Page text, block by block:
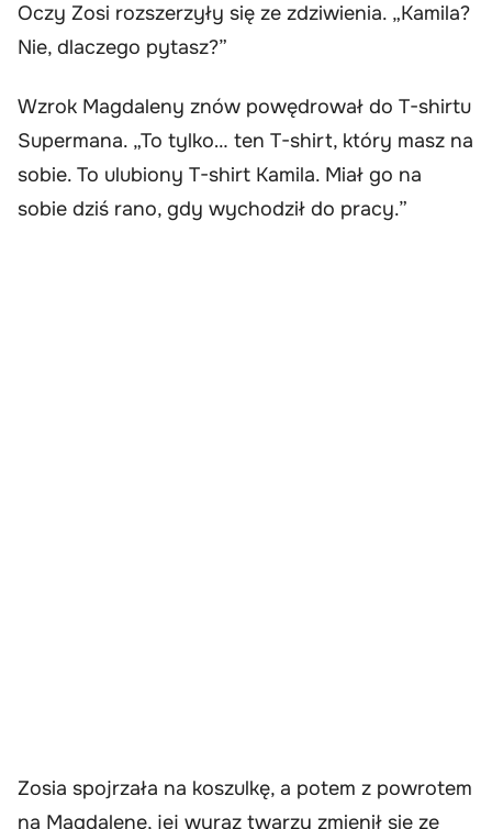
Oczy Zosi rozszerzyły się ze zdziwienia. „Kamila?
Nie, dlaczego pytasz?”
Wzrok Magdaleny znów powędrował do T-shirtu
Supermana. „To tylko… ten T-shirt, który masz na
sobie. To ulubiony T-shirt Kamila. Miał go na
sobie dziś rano, gdy wychodził do pracy.”
Zosia spojrzała na koszulkę, a potem z powrotem
na Magdalenę, jej wyraz twarzy zmienił się ze